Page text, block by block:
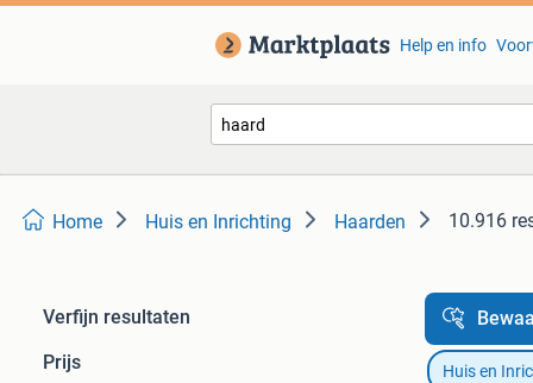
Help en info
Home Huis en Inrichting Haarden 10.916
Verfijn resultaten
Prijs
Huis en